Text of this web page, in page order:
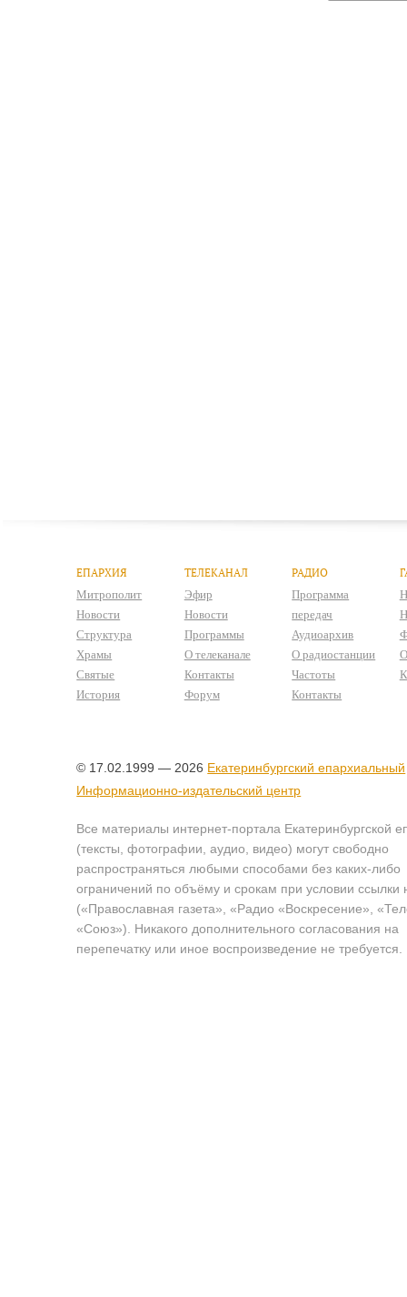
ЕПАРХИЯ
Митрополит
Новости
Структура
Храмы
Святые
История
ТЕЛЕКАНАЛ
Эфир
Новости
Программы
О телеканале
Контакты
Форум
РАДИО
Программа
передач
Аудиоархив
О радиостанции
Частоты
Контакты
© 17.02.1999 — 2026 Екатеринбургский епархиальный
Информационно-издательский центр
Все материалы интернет-портала Екатеринбургской
(тексты, фотографии, аудио, видео) могут свободно
распространяться любыми способами без каких-либо
ограничений по объёму и срокам при условии ссылки
(«Православная газета», «Радио «Воскресение»,
«Союз»). Никакого дополнительного согласования на
перепечатку или иное воспроизведение не требуется.